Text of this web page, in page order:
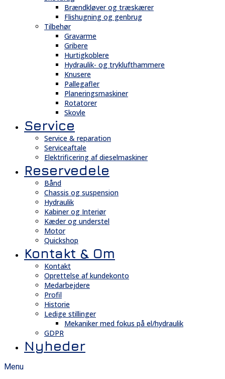
Brændkløver og træskærer
Flishugning og genbrug
Tilbehør
Gravarme
Gribere
Hurtigkoblere
Hydraulik- og tryklufthammere
Knusere
Pallegafler
Planeringsmaskiner
Rotatorer
Skovle
Service
Service & reparation
Serviceaftale
Elektrificering af dieselmaskiner
Reservedele
Bånd
Chassis og suspension
Hydraulik
Kabiner og Interiør
Kæder og understel
Motor
Quickshop
Kontakt & Om
Kontakt
Oprettelse af kundekonto
Medarbejdere
Profil
Historie
Ledige stillinger
Mekaniker med fokus på el/hydraulik
GDPR
Nyheder
Menu